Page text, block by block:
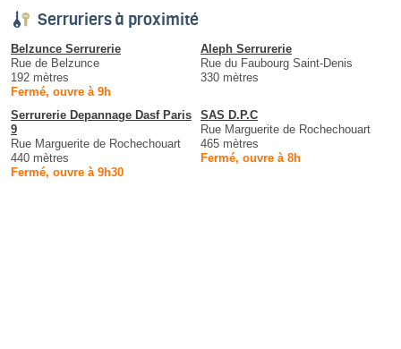
Serruriers à proximité
Belzunce Serrurerie
Rue de Belzunce
192 mètres
Fermé, ouvre à 9h
Aleph Serrurerie
Rue du Faubourg Saint-Denis
330 mètres
Serrurerie Depannage Dasf Paris
9
Rue Marguerite de Rochechouart
440 mètres
Fermé, ouvre à 9h30
SAS D.P.C
Rue Marguerite de Rochechouart
465 mètres
Fermé, ouvre à 8h